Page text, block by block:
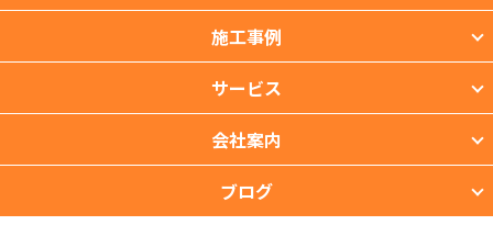
施工事例
サービス
会社案内
ブログ